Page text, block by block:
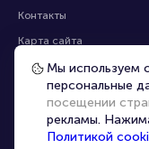
Контакты
Карта сайта
Управление cookies
Мы используем
персональные
посещении
рекламы.
Политикой